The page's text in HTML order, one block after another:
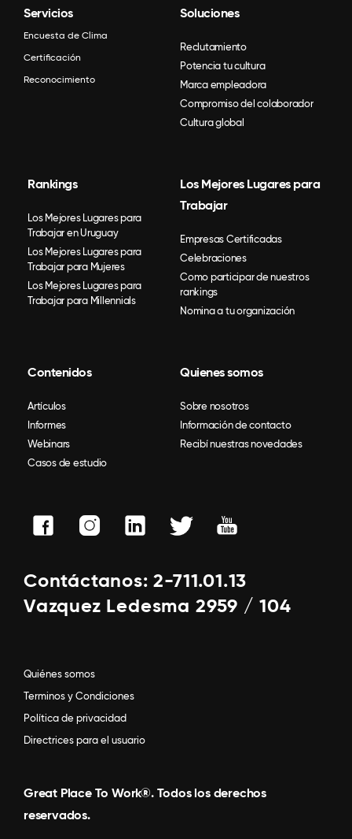
Servicios
Encuesta de Clima
Certificación
Reconocimiento
Soluciones
Reclutamiento
Potencia tu cultura
Marca empleadora
Compromiso del colaborador
Cultura global
Rankings
Los Mejores Lugares para
Trabajar en Uruguay
Los Mejores Lugares para
Trabajar para Mujeres
Los Mejores Lugares para
Trabajar para Millennials
Los Mejores Lugares para
Trabajar
Empresas Certificadas
Celebraciones
Como participar de nuestros
rankings
Nomina a tu organización
Contenidos
Artículos
Informes
Webinars
Casos de estudio
Quienes somos
Sobre nosotros
Información de contacto
Recibí nuestras novedades
Contáctanos: 2-711.01.13
Vazquez Ledesma 2959 / 104
Quiénes somos
Terminos y Condiciones
Política de privacidad
Directrices para el usuario
Great Place To Work®. Todos los derechos
reservados.